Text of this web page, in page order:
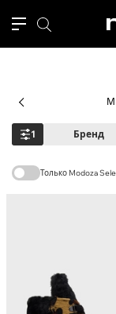
1 Бренд
Только Modoza